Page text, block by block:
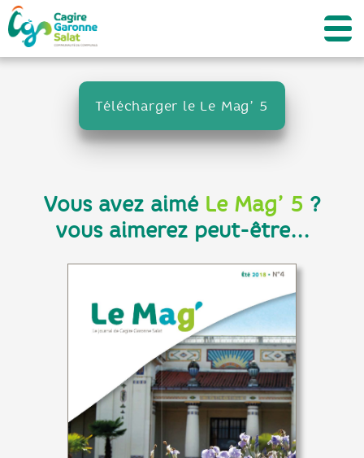
Télécharger le Le Mag’ 5
Vous avez aimé Le Mag’ 5 ?
vous aimerez peut-être...